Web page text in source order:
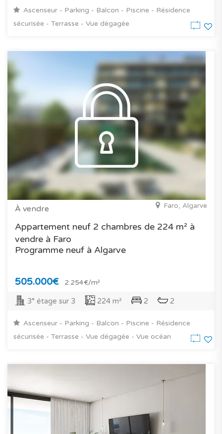
Ascenseur - Parking - Balcon - Piscine - Résidence
sécurisée - Terrasse - Vue dégagée
À vendre Faro, Algarve
Appartement neuf 2 chambres de 224 m² à
vendre à Faro
Programme neuf à Algarve
505.000€ 2.254€/m²
3° étage sur 3 224 m² 2 2
Ascenseur - Parking - Balcon - Piscine - Résidence
sécurisée - Terrasse - Vue dégagée - Vue océan